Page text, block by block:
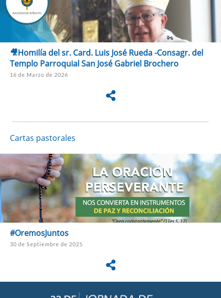
🎥Homilía del sr. Card. Luis José Rueda -Consagr. del
Templo Parroquial San José Gabriel Brochero
16 de Marzo de 2026
Cartas pastorales
#OremosJuntos
30 de Septiembre de 2025